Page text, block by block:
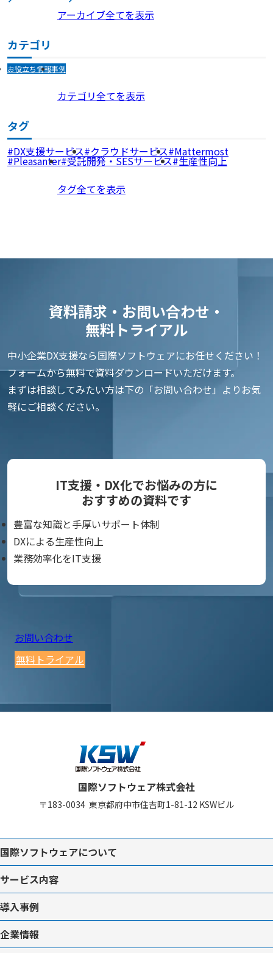
アーカイブ全てを表示
カテゴリ
お役立ち情報事例
カテゴリ全てを表示
タグ
DX支援サービス クラウドサービス Mattermost
Pleasanter 受託開発・SESサービス 生産性向上
タグ全てを表示
資料請求・お問い合わせ・
無料トライアル
中小企業DX支援なら国際ソフトウェアにお任せください！
フォームから無料で資料ダウンロードいただけます。
まずは相談してみたい方は下の「お問い合わせ」よりお気
軽にご相談ください。
IT支援・DX化でお悩みの方に
おすすめの資料です
豊富な知識と手厚いサポート体制
DXによる生産性向上
業務効率化をIT支援
お問い合わせ
無料トライアル
国際ソフトウェア株式会社
〒183-0034 東京都府中市住吉町1-81-12 KSWビル
国際ソフトウェアについて
サービス内容
導入事例
企業情報